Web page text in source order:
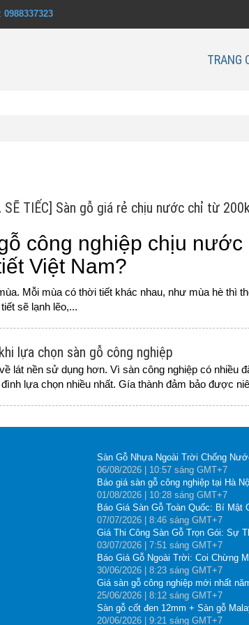
0988337323
TRANG
SẼ TIẾC] Sàn gỗ giá rẻ chịu nước chỉ từ
công nghiệp chịu
Việt Nam?
Mỗi mùa có thời tiết khác nhau, như mùa hè thì
sẽ lạnh lẽo,...
lựa chọn sàn gỗ công nghiệp
lát nền sử dụng hơn. Vì sàn công nghiệp có nhiều
lựa chọn nhiều nhất. Gía thành đảm bảo được
Sàn Gỗ Nhựa Ngoài Trời Chống
06/08/2026 | 10:57 sáng GMT+7
Báo giá sàn gỗ công nghiệp tại Hà
01/08/2026 | 10:28 sáng GMT+7
Báo Giá Sàn Gỗ Toàn Quốc: Bí
07/07/2026 | 8:46 sáng GMT+7
Giá Thi Công Sàn Gỗ Trọn Gói: Sự
03/07/2026 | 7:51 sáng GMT+7
Báo Giá Gỗ Ngoài Trời: Coi Chừng
30/06/2026 | 8:23 sáng GMT+7
Giá sàn gỗ công nghiệp mới nhất
25/06/2026 | 8:12 sáng GMT+7
Sàn gỗ cốt đen 12mm + Sàn gỗ
20/06/2026 | 9:21 sáng GMT+7